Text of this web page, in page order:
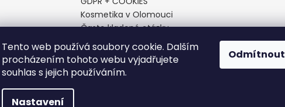
Tento web používá soubory cookie. Dalším
procházením tohoto webu vyjadřujete
souhlas s jejich používáním.
Nastavení
Odmítnout
Kosmetika v Olomouci
Často kladené otázky
. Všechna práva vyhrazena.